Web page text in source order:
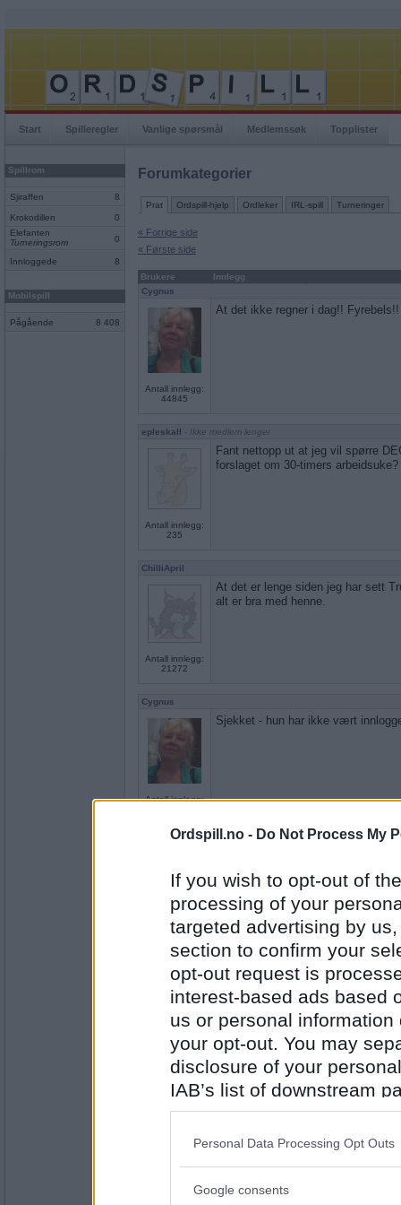
Ordspill.no - Do Not Process My
If you wish to opt-out of
processing of your
targeted advertising by
section to confirm your
opt-out request is
interest-based ads based
us or personal
your opt-out. You may
disclosure of your
IAB’s list of downstream
also be disclosed by us
Downstream Participants
Please note that this
Personal Data Processing Opt Outs
Google consents
Start Spilleregler Vanlige spørsmål Medlemssøk Topplister
Spillrom
Sjiraffen 8
Krokodillen
0
Elefanten
Turneringsrom
0
Innloggede 8
Mobilspill
Pågående 8 408
Forumkategorier
Prat Ordspill-hjelp Ordleker IRL-spill Turneringer
« Forrige side
« Første side
Brukere
Innlegg
Cygnus
Antall innlegg:
44845
At det ikke regner i dag!!
epleskall - Ikke medlem lenger
Antall innlegg:
235
Fant nettopp ut at jeg vil spørre
forslaget om 30-timers arbeidsuke?
ChilliApril
Antall innlegg:
21272
At det er lenge siden jeg har sett
alt er bra med henne.
Cygnus
Antall innlegg:
Sjekket - hun har ikke vært
ChilliApril
Antall innlegg:
borte over lengre tid.
abelon- Ikke medlem lenger
Antall innlegg:
det skje akkurat nå. Ha det så